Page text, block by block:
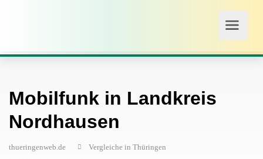
Mobilfunk in Landkreis
Nordhausen
thueringenweb.de Vergleiche in Thüringen